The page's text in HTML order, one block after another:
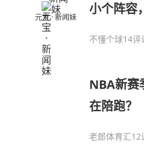
元宝 · 新闻妹
小个阵容
不懂个球14评
NBA新赛
在陪跑？
老郎体育汇12